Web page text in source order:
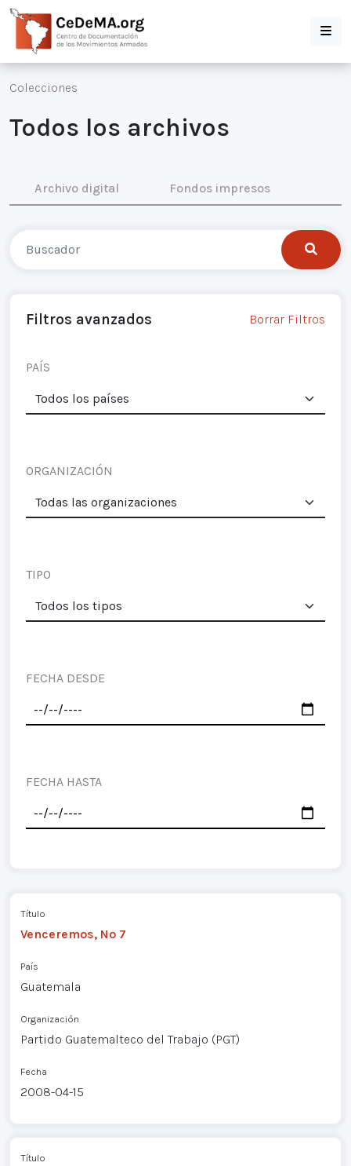
Colecciones
Todos los archivos
Archivo digital Fondos impresos
Filtros avanzados Borrar Filtros
PAÍS
ORGANIZACIÓN
TIPO
FECHA DESDE
FECHA HASTA
Título
Venceremos, Nº 7
País
Guatemala
Organización
Partido Guatemalteco del Trabajo (PGT)
Fecha
2008-04-15
Título